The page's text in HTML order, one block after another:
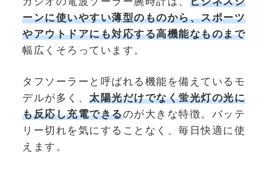
ーンに使いやすい薄型のものから、スポーツ
やアウトドアにも対応する高機能なものまで
幅広くそろっています。
タフソーラーと呼ばれる機能を備えているモ
デルが多く、 太陽光だけでなく蛍光灯の光に
も反応し充電できるのが大きな特徴。バッテ
リー切れを気にすることなく、毎日快適に使
えます。